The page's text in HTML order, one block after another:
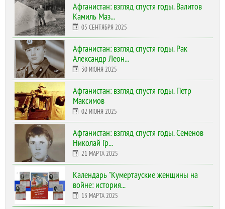
Афганистан: взгляд спустя годы. Валитов
Камиль Маз...
05 СЕНТЯБРЯ 2025
Афганистан: взгляд спустя годы. Рак
Александр Леон...
30 ИЮНЯ 2025
Афганистан: взгляд спустя годы. Петр
Максимов
02 ИЮНЯ 2025
Афганистан: взгляд спустя годы. Семенов
Николай Гр...
21 МАРТА 2025
Календарь "Кумертауские женщины на
войне: история...
13 МАРТА 2025